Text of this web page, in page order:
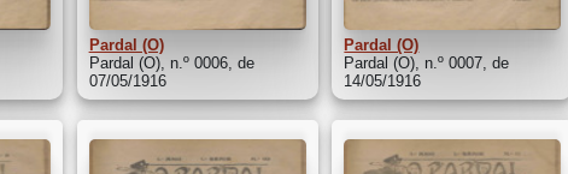
Pardal (O)
Pardal (O), n.º 0006, de
07/05/1916
Pardal (O)
Pardal (O), n.º 0007, de
14/05/1916